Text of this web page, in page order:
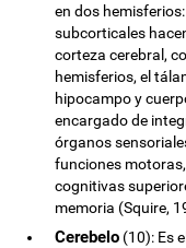
en dos
subcorticales
corteza cerebral,
hemisferios, el
hipocampo y
encargado de
órganos
funciones
cognitivas
memoria (Squire,
Cerebelo (10): Es